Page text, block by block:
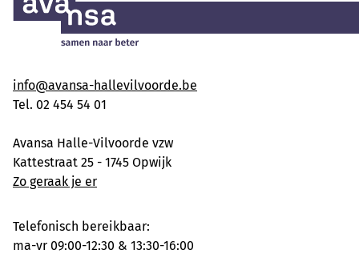
info@avansa-hallevilvoorde.be
Tel. 02 454 54 01
Avansa Halle-Vilvoorde vzw
Kattestraat 25 - 1745 Opwijk
Zo geraak je er
Telefonisch bereikbaar:
ma-vr 09:00-12:30 & 13:30-16:00